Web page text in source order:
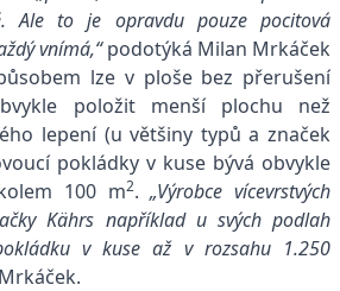
Ale to je opravdu pouze pocitová
vnímá,“podotýká Milan Mrkáček
lze v ploše bez přerušení
položit menší plochu než
lepení (u většiny typů a značek
pokládky v kuse bývá obvykle
100 m2.„Výrobce vícevrstvých
Kährs například u svých podlah
v kuse až v rozsahu 1.250